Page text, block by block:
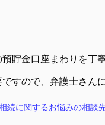
貯金口座まわりを丁
すので、弁護士さん
続に関するお悩みの相談